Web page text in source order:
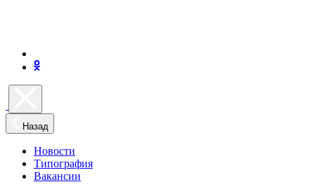
Назад
Новости
Типография
Вакансии